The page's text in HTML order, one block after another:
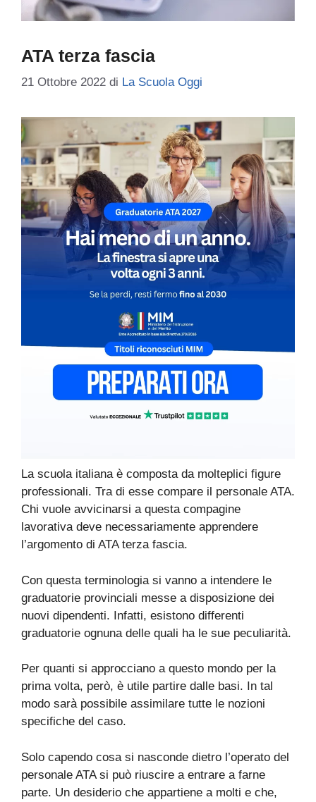
ATA terza fascia
21 Ottobre 2022 di La Scuola Oggi
La scuola italiana è composta da molteplici figure
professionali. Tra di esse compare il personale ATA.
Chi vuole avvicinarsi a questa compagine
lavorativa deve necessariamente apprendere
l’argomento di ATA terza fascia.
Con questa terminologia si vanno a intendere le
graduatorie provinciali messe a disposizione dei
nuovi dipendenti. Infatti, esistono differenti
graduatorie ognuna delle quali ha le sue peculiarità.
Per quanti si approcciano a questo mondo per la
prima volta, però, è utile partire dalle basi. In tal
modo sarà possibile assimilare tutte le nozioni
specifiche del caso.
Solo capendo cosa si nasconde dietro l’operato del
personale ATA si può riuscire a entrare a farne
parte. Un desiderio che appartiene a molti e che,